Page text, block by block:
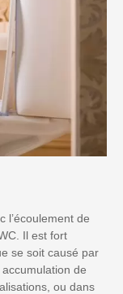
l’écoulement de
Il est fort
se soit causé par
de
ou dans